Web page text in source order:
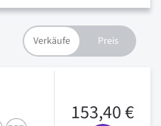
153,40 €